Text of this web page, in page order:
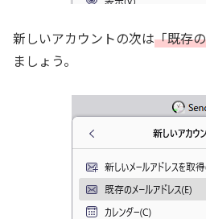
新しいアカウントの次は「既存
ましょう。